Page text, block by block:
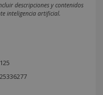
descripciones y contenidos
inteligencia artificial.